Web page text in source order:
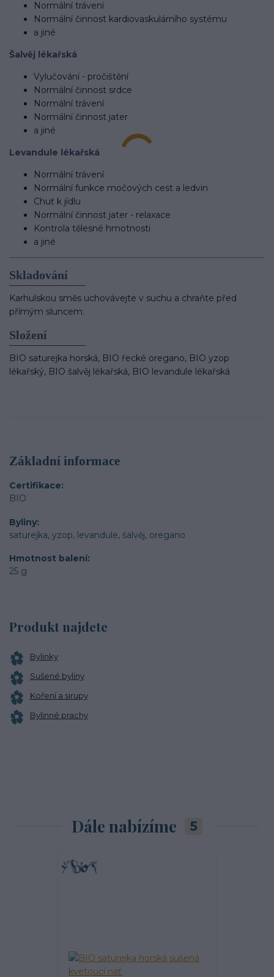
Normální trávení
Normální činnost kardiovaskulárního systému
a jiné
Šalvěj lékařská
Vylučování - pročištění
Normální činnost srdce
Normální trávení
Normální činnost jater
a jiné
Levandule lékařská
Normální trávení
Normální funkce močových cest a ledvin
Chuť k jídlu
Normální činnost jater - relaxace
Kontrola tělesné hmotnosti
a jiné
Skladování
Karhulskou směs uchovávejte v suchu a chraňte před
přímým sluncem.
Složení
BIO saturejka horská, BIO řecké oregano, BIO yzop
lékařský, BIO šalvěj lékařská, BIO levandule lékařská
Základní informace
Certifikace
BIO
Byliny
saturejka, yzop, levandule, šalvěj, oregano
Hmotnost balení
25 g
Produkt najdete
Bylinky
Sušené byliny
Koření a sirupy
Bylinné prachy
Dále nabízíme 5